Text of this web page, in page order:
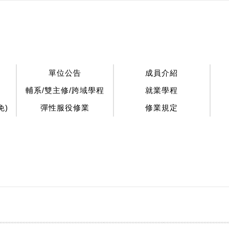
單位公告
成員介紹
輔系/雙主修/跨域學程
就業學程
)
彈性服役修業 修業規定